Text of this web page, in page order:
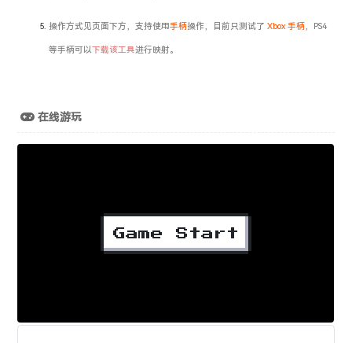
操作方式见页面下方，支持使用手柄操作，目前只测试了Xbox 手柄 ，PS4
等手柄可以下载该工具进行映射。
在线游玩